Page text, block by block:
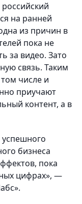
на ранней
из причин в
пока не
за видео. Зато
связь. Таким
числе и
приучают
контент, а в
бизнеса
пока
цифрах», —